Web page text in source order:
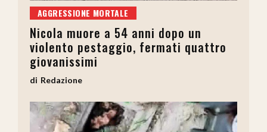
AGGRESSIONE MORTALE
Nicola muore a 54 anni dopo un
violento pestaggio, fermati quattro
giovanissimi
Redazione